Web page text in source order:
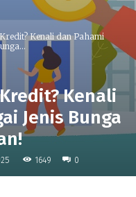
Kenali dan Pahami
Kenali
Jenis Bunga
1649 0